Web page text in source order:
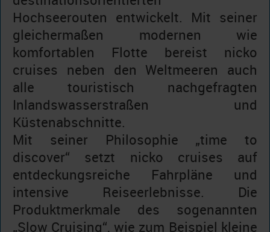
Hochseerouten entwickelt. Mit seiner
gleichermaßen modernen wie
komfortablen Flotte bereist nicko
cruises neben den Weltmeeren auch
alle touristisch nachgefragten
Inlandswasserstraßen und
Küstenabschnitte.
Mit seiner Philosophie „time to
discover“ setzt nicko cruises auf
entdeckungsreiche Fahrpläne und
intensive Reiseerlebnisse. Die
Produktmerkmale des sogenannten
„Slow Cruising“, wie zum Beispiel kleine